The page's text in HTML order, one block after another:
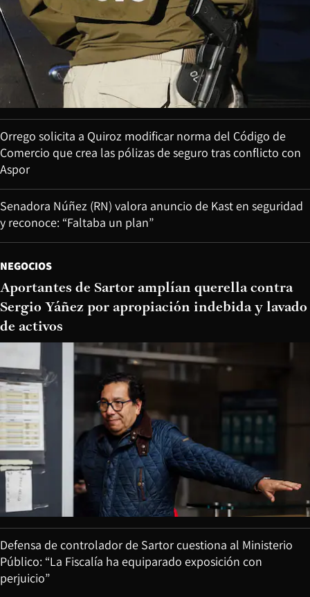
Orrego solicita a Quiroz modificar norma del Código de
Comercio que crea las pólizas de seguro tras conflicto con
Aspor
Senadora Núñez (RN) valora anuncio de Kast en seguridad
y reconoce: “Faltaba un plan”
NEGOCIOS
Aportantes de Sartor amplían querella contra
Sergio Yáñez por apropiación indebida y lavado
de activos
Defensa de controlador de Sartor cuestiona al Ministerio
Público: “La Fiscalía ha equiparado exposición con
perjuicio”